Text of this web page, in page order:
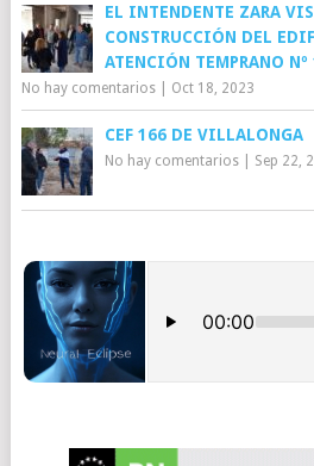
EL INTENDENTE ZARA
CONSTRUCCIÓN DEL
ATENCIÓN TEMPRANO Nº
No hay comentarios| Oct 18, 2023
CEF 166 DE VILLALONGA
No hay comentarios| Sep 22,